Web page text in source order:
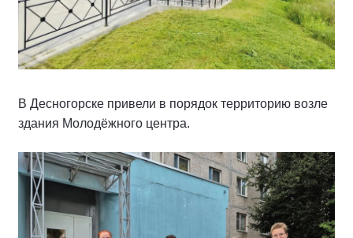
В Десногорске привели в порядок территорию возле
здания Молодёжного центра.